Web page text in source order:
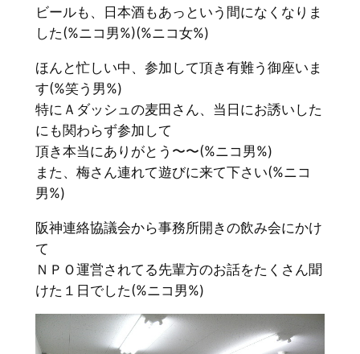
ビールも、日本酒もあっという間になくなりま
した(%ニコ男%)(%ニコ女%)
ほんと忙しい中、参加して頂き有難う御座いま
す(%笑う男%)
特にＡダッシュの麦田さん、当日にお誘いした
にも関わらず参加して
頂き本当にありがとう〜〜(%ニコ男%)
また、梅さん連れて遊びに来て下さい(%ニコ
男%)
阪神連絡協議会から事務所開きの飲み会にかけ
て
ＮＰＯ運営されてる先輩方のお話をたくさん聞
けた１日でした(%ニコ男%)